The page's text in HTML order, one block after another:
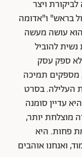
ויצר
בראש" ו"אדומה
עושה מעשה
להוביל
ספק עסק
מספקים תמיכה
העלילה. בסרט
עדיין סומנה
מוצלחת יותר,
פחות. היא
ואנחנו אוהבים